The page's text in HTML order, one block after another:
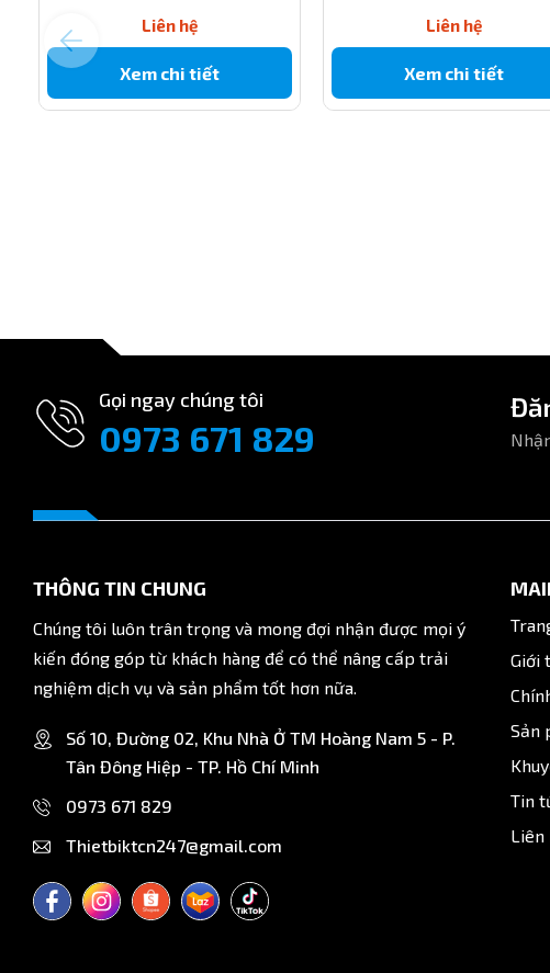
https://thietbicongnghiep247.com/cut-noi-nhanh-thang-pu6
https://thietbicongnghiep247.com/cut-noi-nhanh-thang-pu 8
Liên hệ
Xem chi tiết
Liên hệ
Xem chi tiết
Gọi ngay chúng tôi
0973 671 829
THÔNG TIN CHUNG
Chúng tôi luôn trân trọng và mong đợi nhận được mọi ý
kiến đóng góp từ khách hàng để có thể nâng cấp trải
nghiệm dịch vụ và sản phẩm tốt hơn nữa.
Số 10, Đường 02, Khu Nhà Ở TM Hoàng Nam 5 - P.
Tân Đông Hiệp - TP. Hồ Chí Minh
0973 671 829
Thietbiktcn247@gmail.com
Giới
Sản
Tin
Liên